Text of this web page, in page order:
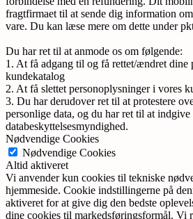
fragtfirmaet til at sende dig information
vare. Du kan læse mere om dette under
Du har ret til at anmode os om følgende:
1. At få adgang til og få rettet/ændret dine
kundekatalog
2. At få slettet personoplysninger i vores
3. Du har derudover ret til at protestere
personlige data, og du har ret til at
databeskyttelsesmyndighed.
Nødvendige Cookies
Nødvendige Cookies
Altid aktiveret
Vi anvender kun cookies til tekniske
hjemmeside. Cookie indstillingerne på
aktiveret for at give dig den bedste
dine cookies til markedsføringsformål. Vi